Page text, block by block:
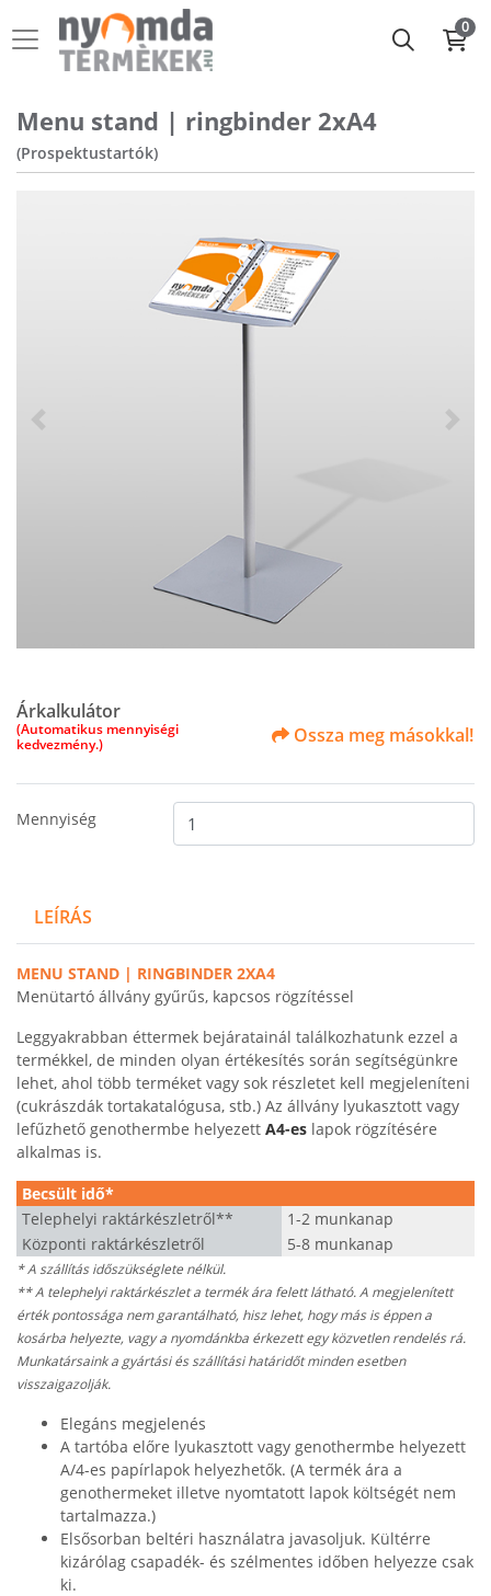
0
Menu stand | ringbinder 2xA4
(Prospektustartók)
Árkalkulátor
(Automatikus mennyiségi
kedvezmény.)
Ossza meg másokkal!
Mennyiség
LEÍRÁS
MENU STAND | RINGBINDER 2XA4
Menütartó állvány gyűrűs, kapcsos rögzítéssel
Leggyakrabban éttermek bejáratainál találkozhatunk ezzel a
termékkel, de minden olyan értékesítés során segítségünkre
lehet, ahol több terméket vagy sok részletet kell megjeleníteni
(cukrászdák tortakatalógusa, stb.) Az állvány lyukasztott vagy
lefűzhető genothermbe helyezett A4-es lapok rögzítésére
alkalmas is.
Becsült idő*
Telephelyi raktárkészletről**
1-2 munkanap
Központi raktárkészletről
5-8 munkanap
* A szállítás időszükséglete nélkül.
** A telephelyi raktárkészlet a termék ára felett látható. A megjelenített
érték pontossága nem garantálható, hisz lehet, hogy más is éppen a
kosárba helyezte, vagy a nyomdánkba érkezett egy közvetlen rendelés rá.
Munkatársaink a gyártási és szállítási határidőt minden esetben
visszaigazolják.
Elegáns megjelenés
A tartóba előre lyukasztott vagy genothermbe helyezett
A/4-es papírlapok helyezhetők. (A termék ára a
genothermeket illetve nyomtatott lapok költségét nem
tartalmazza.)
Elsősorban beltéri használatra javasoljuk. Kültérre
kizárólag csapadék- és szélmentes időben helyezze csak
ki.